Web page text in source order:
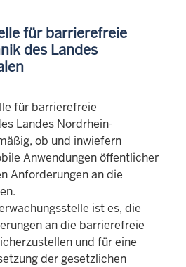
für barrierefreie
des Landes
für barrierefreie
Landes Nordrhein-
ob und inwiefern
Anwendungen öffentlicher
Anforderungen an die
ist es, die
an die barrierefreie
und für eine
der gesetzlichen